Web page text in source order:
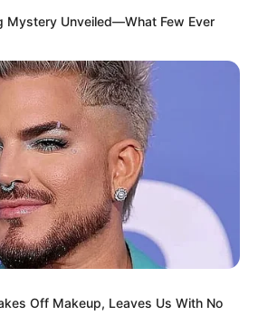
Mystery Unveiled—What Few Ever
Off Makeup, Leaves Us With No